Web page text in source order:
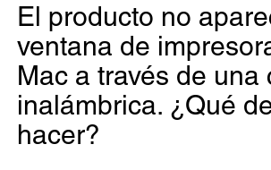
El producto no
ventana de
Mac a través de una
inalámbrica. ¿Qué
hacer?